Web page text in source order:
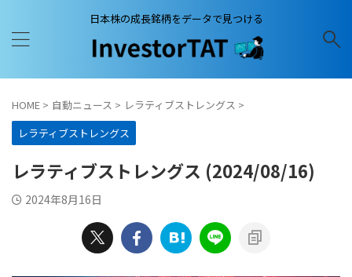
日本株の成長銘柄をデータで見つける
HOME > 自動ニュース > レラティブストレングス >
レラティブストレングス
レラティブストレングス (2024/08/16)
2024年8月16日